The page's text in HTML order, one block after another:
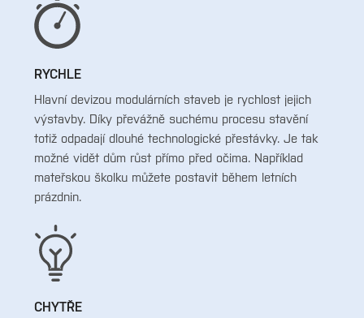
RYCHLE
Hlavní devizou modulárních staveb je rychlost jejich
výstavby. Díky převážně suchému procesu stavění
totiž odpadají dlouhé technologické přestávky. Je tak
možné vidět dům růst přímo před očima. Například
mateřskou školku můžete postavit během letních
prázdnin.
CHYTŘE